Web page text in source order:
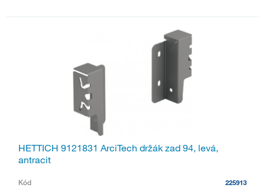
HETTICH 9121831 ArciTech držák zad 94, levá,
antracit
Kód 225913